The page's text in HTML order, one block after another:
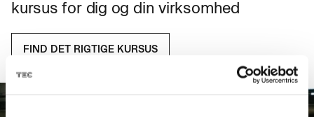
kursus for dig og din virksomhed
FIND DET RIGTIGE KURSUS